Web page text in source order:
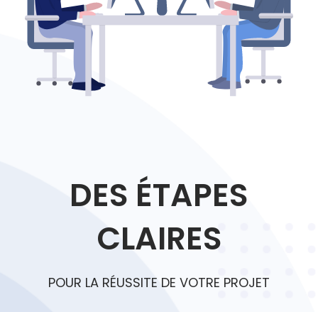
DES ÉTAPES
CLAIRES
POUR LA RÉUSSITE DE VOTRE PROJET